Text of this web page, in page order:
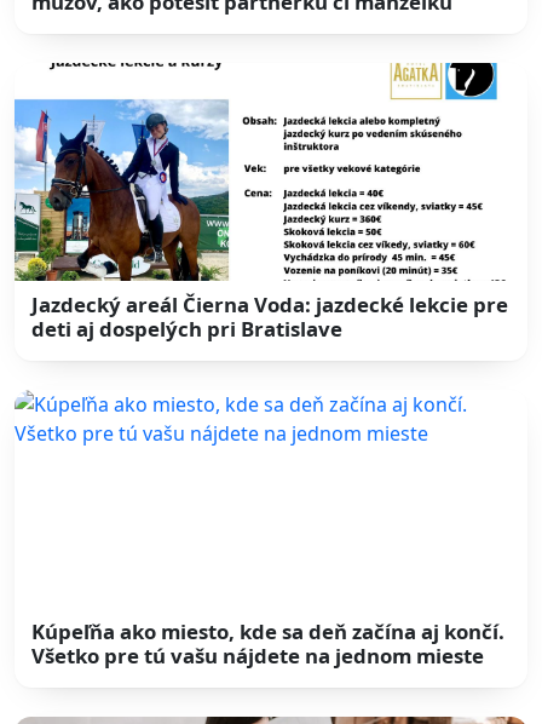
Jazdecký areál Čierna Voda: jazdecké lekcie pre
deti aj dospelých pri Bratislave
Kúpeľňa ako miesto, kde sa deň začína aj končí.
Všetko pre tú vašu nájdete na jednom mieste